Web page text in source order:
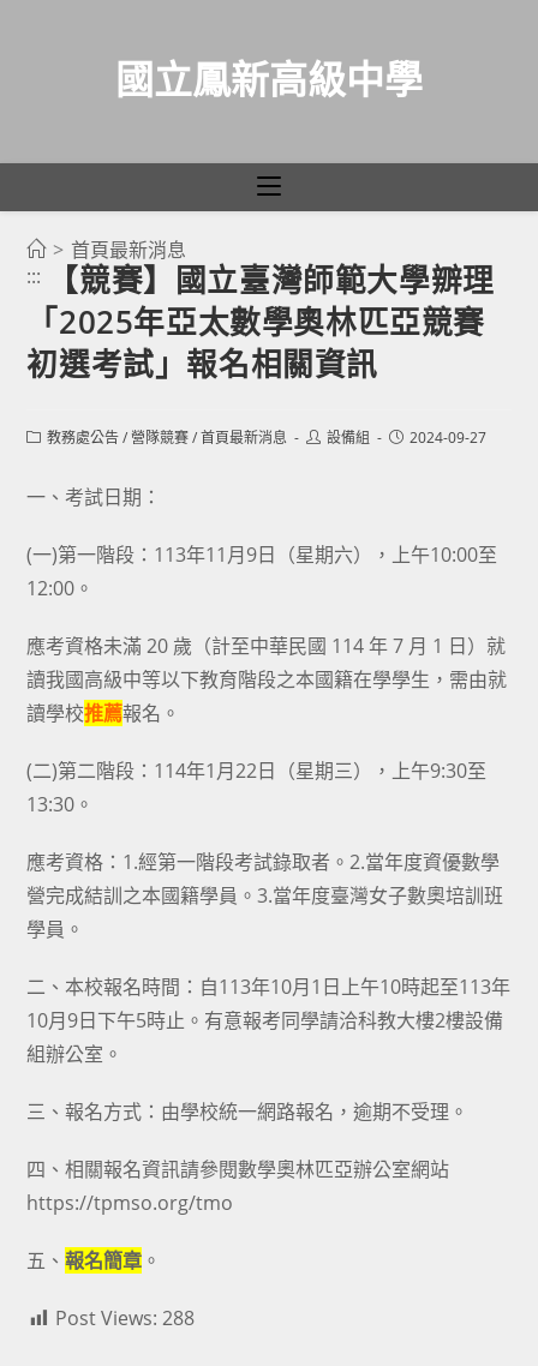
國立鳳新高級中學
> 首頁最新消息
:::
【競賽】國立臺灣師範大學辧理
「2025年亞太數學奧林匹亞競賽
初選考試」報名相關資訊
Post教務處公告 / 營隊競賽 / 首頁最新消息
Post設備組
Post2024-09-27
一、考試日期：
(一)第一階段：113年11月9日（星期六），上午10:00至
12:00。
應考資格未滿 20 歲（計至中華民國 114 年 7 月 1 日）就
讀我國高級中等以下教育階段之本國籍在學學生，需由就
讀學校推薦報名。
(二)第二階段：114年1月22日（星期三），上午9:30至
13:30。
應考資格：1.經第一階段考試錄取者。2.當年度資優數學
營完成結訓之本國籍學員。3.當年度臺灣女子數奧培訓班
學員。
二、本校報名時間：自113年10月1日上午10時起至113年
10月9日下午5時止。有意報考同學請洽科教大樓2樓設備
組辦公室。
三、報名方式：由學校統一網路報名，逾期不受理。
四、相關報名資訊請參閱數學奧林匹亞辦公室網站
https://tpmso.org/tmo
五、報名簡章 。
Post Views: 288